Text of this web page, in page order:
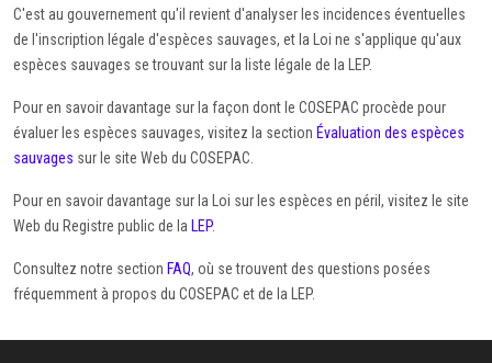
C'est au gouvernement qu'il revient d'analyser les incidences éventuelles
de l'inscription légale d'espèces sauvages, et la Loi ne s'applique qu'aux
espèces sauvages se trouvant sur la liste légale de la LEP.
Pour en savoir davantage sur la façon dont le COSEPAC procède pour
évaluer les espèces sauvages, visitez la section Évaluation des espèces
sauvages sur le site Web du COSEPAC.
Pour en savoir davantage sur la Loi sur les espèces en péril, visitez le site
Web du Registre public de la LEP.
Consultez notre section FAQ, où se trouvent des questions posées
fréquemment à propos du COSEPAC et de la LEP.